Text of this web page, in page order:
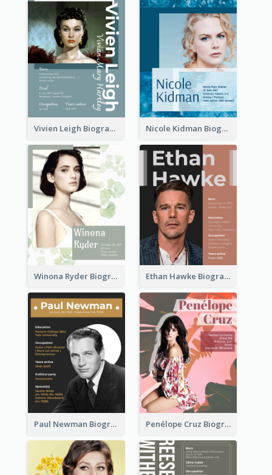
Vivien Leigh Biography Nicole Kidman Biography
Winona Ryder Biography Ethan Hawke Biography
Paul Newman Biography Penélope Cruz Biography